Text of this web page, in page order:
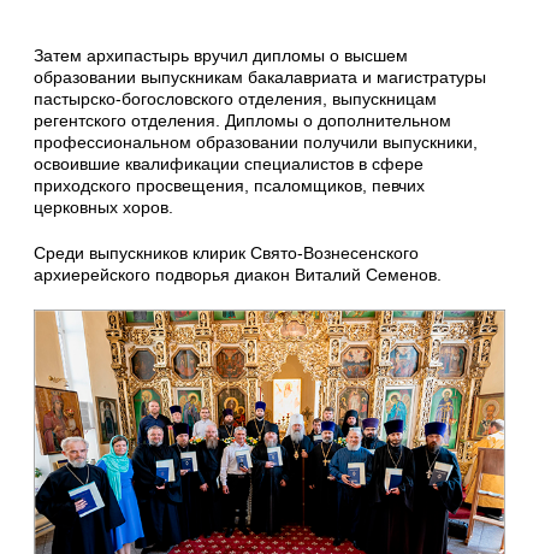
Затем архипастырь вручил дипломы о высшем
образовании выпускникам бакалавриата и магистратуры
пастырско-богословского отделения, выпускницам
регентского отделения. Дипломы о дополнительном
профессиональном образовании получили выпускники,
освоившие квалификации специалистов в сфере
приходского просвещения, псаломщиков, певчих
церковных хоров.
Среди выпускников клирик Свято-Вознесенского
архиерейского подворья диакон Виталий Семенов.